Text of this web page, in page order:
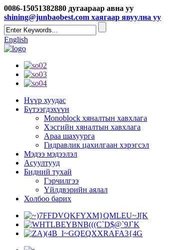
0086-15051382880 дугаараар авна уу
shining@junbaobest.com хаягаар явуулна уу
English
Нүүр хуудас
Бүтээгдэхүүн
Monoblock хяналтын хавхлага
Хэсгийн хяналтын хавхлага
Араа шахуурга
Гидравлик цахилгаан хэрэгсэл
Мэдээ мэдээлэл
Асуултууд
Бидний тухай
Гэрчилгээ
Үйлдвэрийн аялал
Холбоо барих